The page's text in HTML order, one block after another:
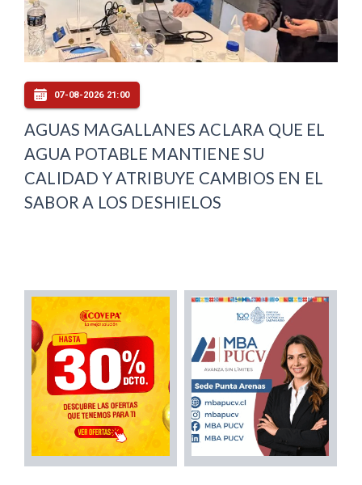
07-08-2026 21:00
AGUAS MAGALLANES ACLARA QUE EL
AGUA POTABLE MANTIENE SU
CALIDAD Y ATRIBUYE CAMBIOS EN EL
SABOR A LOS DESHIELOS